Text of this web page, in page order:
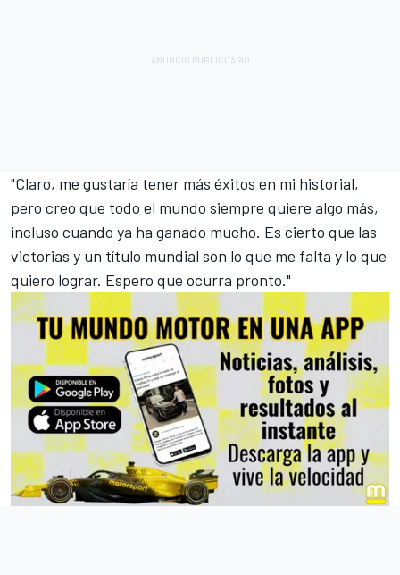
"Claro, me gustaría tener más éxitos en mi historial,
pero creo que todo el mundo siempre quiere algo más,
incluso cuando ya ha ganado mucho. Es cierto que las
victorias y un título mundial son lo que me falta y lo que
quiero lograr. Espero que ocurra pronto."